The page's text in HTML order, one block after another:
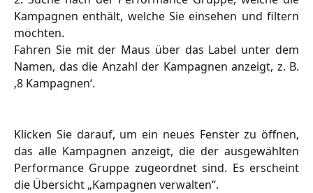
Kampagnen enthält, welche Sie einsehen und filtern
möchten.
Fahren Sie mit der Maus über das Label unter dem
Namen, das die Anzahl der Kampagnen anzeigt, z. B.
‚8 Kampagnen‘.
Klicken Sie darauf, um ein neues Fenster zu öffnen,
das alle Kampagnen anzeigt, die der ausgewählten
Performance Gruppe zugeordnet sind. Es erscheint
die Übersicht „Kampagnen verwalten“.